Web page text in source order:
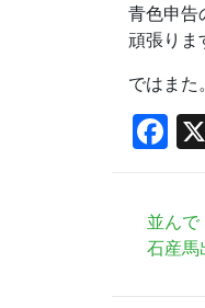
青色申告
頑張りま
ではまた。
並ん
石産馬